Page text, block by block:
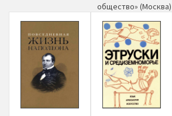
общество» (Москва)
Год издания: 2015